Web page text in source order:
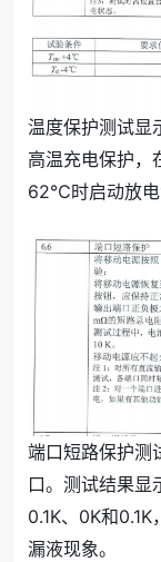
温度保护测试
高温充电保护
62℃时启动放电
端口短路保护测
口。测试结果显
0.1K、0K和
漏液现象。